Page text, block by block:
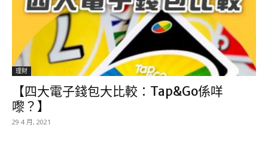
理財
【四大電子錢包大比較：Tap&Go係咩
嚟？】
29 4 月, 2021